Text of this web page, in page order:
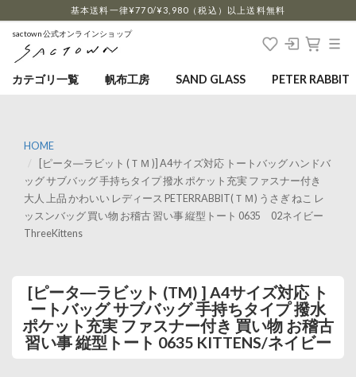
基本送料一律¥770/¥3,980（税込）以上送料無料
sactown公式オンラインショップ
カテゴリ一覧 帆布工房 SAND GLASS PETER RABBIT
HOME
[ピータ―ラビット (ＴＭ )] A4サイズ対応 トートバッグ ハンドバ
ッグ サブバッグ 手持ちタイプ 撥水 ポケット充実 ファスナー付き
大人 上品 かわいい レディース PETERRABBIT(ＴＭ) うさぎ ねこ レ
ッスンバッグ 買い物 お稽古 習い事 縦型トート 0635 02ネイビー
ThreeKittens
[ピータ―ラビット (TM) ] A4サイズ対応 ト
ートバッグ サブバッグ 手持ちタイプ 撥水
ポケット充実 ファスナー付き 買い物 お稽古
習い事 縦型トート 0635 KITTENS/ネイビー